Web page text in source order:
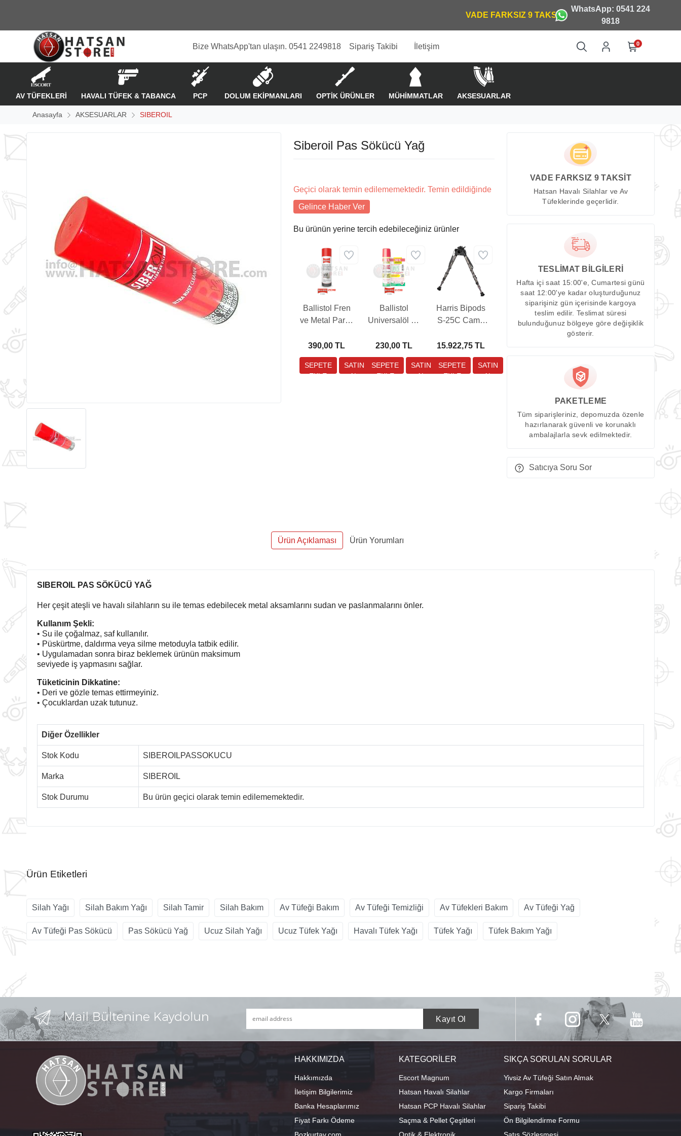
WhatsApp: 0541 224
9818
Bize WhatsApp'tan ulaşın. 0541 2249818 Sipariş Takibi İletişim 0
AV TÜFEKLERİ HAVALI TÜFEK & TABANCA PCP DOLUM EKİPMANLARI OPTİK ÜRÜNLER MÜHİMMATLAR AKSESUARLAR
Anasayfa AKSESUARLAR SIBEROIL
Siberoil Pas Sökücü Yağ
Geçici olarak temin edilememektedir. Temin edildiğinde
Gelince Haber Ver
Bu ürünün yerine tercih edebileceğiniz ürünler
Ballistol Fren
ve Metal Parça
500 ml Yağ
390,00 TL
Ballistol
Universalöl 75
Silah Bakım
Yağı
230,00 TL
Harris Bipods
S-25C Camo
Bipod
15.922,75 TL
VADE FARKSIZ 9 TAKSİT
Hatsan Havalı Silahlar ve Av
Tüfeklerinde geçerlidir.
TESLİMAT BİLGİLERİ
Hafta içi saat 15:00'e, Cumartesi günü
saat 12:00'ye kadar oluşturduğunuz
siparişiniz gün içerisinde kargoya
teslim edilir. Teslimat süresi
bulunduğunuz bölgeye göre değişiklik
gösterir.
PAKETLEME
Tüm siparişleriniz, depomuzda özenle
hazırlanarak güvenli ve korunaklı
ambalajlarla sevk edilmektedir.
Satıcıya Soru Sor
Ürün Açıklaması Ürün Yorumları
SIBEROIL PAS SÖKÜCÜ YAĞ
Her çeşit ateşli ve havalı silahların su ile temas edebilecek metal aksamlarını sudan ve paslanmalarını önler.
Kullanım Şekli:
• Su ile çoğalmaz, saf kullanılır.
• Püskürtme, daldırma veya silme metoduyla tatbik edilir.
• Uygulamadan sonra biraz beklemek ürünün maksimum
seviyede iş yapmasını sağlar.
Tüketicinin Dikkatine:
• Deri ve gözle temas ettirmeyiniz.
• Çocuklardan uzak tutunuz.
Diğer Özellikler
Stok Kodu SIBEROILPASSOKUCU
Marka SIBEROIL
Stok Durumu Bu ürün geçici olarak temin edilememektedir.
Ürün Etiketleri
Silah Yağı Silah Bakım Yağı Silah Tamir Silah Bakım Av Tüfeği Bakım Av Tüfeği Temizliği Av Tüfekleri Bakım Av Tüfeği Yağ
Av Tüfeği Pas Sökücü Pas Sökücü Yağ Ucuz Silah Yağı Ucuz Tüfek Yağı Havalı Tüfek Yağı Tüfek Yağı Tüfek Bakım Yağı
HAKKIMIZDA
Hakkımızda
İletişim Bilgilerimiz
Banka Hesaplarımız
Fiyat Farkı Ödeme
Bozkurtav.com
KATEGORİLER
Escort Magnum
Hatsan Havalı Silahlar
Hatsan PCP Havalı Silahlar
Saçma & Pellet Çeşitleri
Optik & Elektronik
SIKÇA SORULAN SORULAR
Yivsiz Av Tüfeği Satın Almak
Kargo Firmaları
Sipariş Takibi
Ön Bilgilendirme Formu
Satış Sözleşmesi